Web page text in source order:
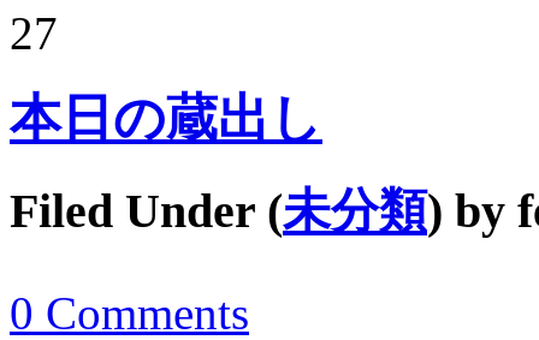
27
本日の蔵出し
Filed Under (未分類) by
0 Comments